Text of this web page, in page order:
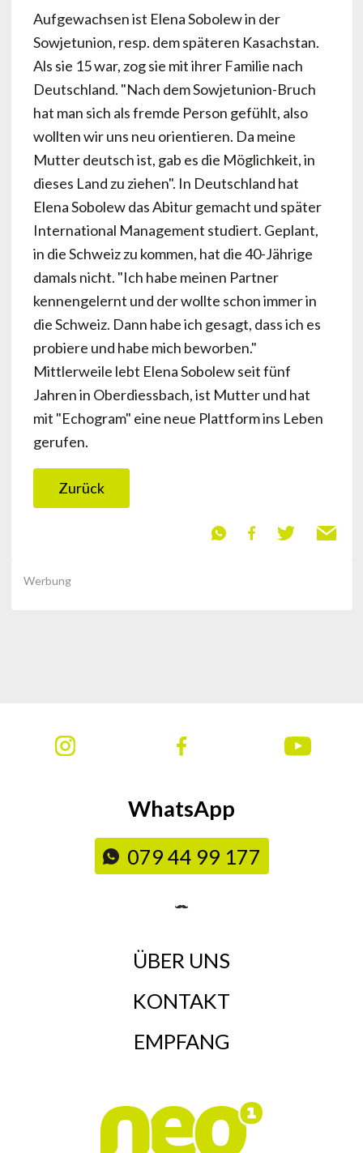
Aufgewachsen ist Elena Sobolew in der
Sowjetunion, resp. dem späteren Kasachstan.
Als sie 15 war, zog sie mit ihrer Familie nach
Deutschland. "Nach dem Sowjetunion-Bruch
hat man sich als fremde Person gefühlt, also
wollten wir uns neu orientieren. Da meine
Mutter deutsch ist, gab es die Möglichkeit, in
dieses Land zu ziehen". In Deutschland hat
Elena Sobolew das Abitur gemacht und später
International Management studiert. Geplant,
in die Schweiz zu kommen, hat die 40-Jährige
damals nicht. "Ich habe meinen Partner
kennengelernt und der wollte schon immer in
die Schweiz. Dann habe ich gesagt, dass ich es
probiere und habe mich beworben."
Mittlerweile lebt Elena Sobolew seit fünf
Jahren in Oberdiessbach, ist Mutter und hat
mit "Echogram" eine neue Plattform ins Leben
gerufen.
Zurück
Werbung
WhatsApp
079 44 99 177
ÜBER UNS
KONTAKT
EMPFANG